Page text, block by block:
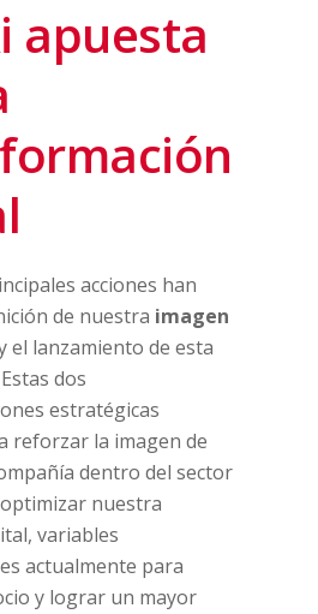
apuesta
acciones han
de nuestra imagen
el lanzamiento de esta
dos
estratégicas
reforzar la imagen de
dentro del sector
nuestra
variables
actualmente para
y lograr un mayor